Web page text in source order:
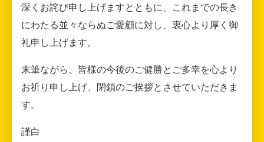
深くお詫び申し上げますとともに、これまでの長き
にわたる並々ならぬご愛顧に対し、衷心より厚く御
礼申し上げます。
末筆ながら、皆様の今後のご健勝とご多幸を心より
お祈り申し上げ、閉鎖のご挨拶とさせていただきま
す。
謹白